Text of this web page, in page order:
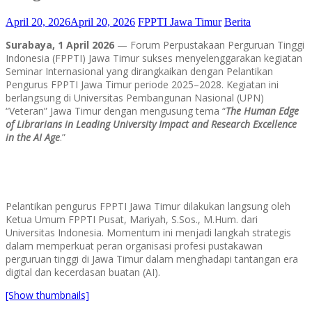
April 20, 2026April 20, 2026 FPPTI Jawa Timur Berita
Surabaya, 1 April 2026 — Forum Perpustakaan Perguruan Tinggi
Indonesia (FPPTI) Jawa Timur sukses menyelenggarakan kegiatan
Seminar Internasional yang dirangkaikan dengan Pelantikan
Pengurus FPPTI Jawa Timur periode 2025–2028. Kegiatan ini
berlangsung di Universitas Pembangunan Nasional (UPN)
“Veteran” Jawa Timur dengan mengusung tema “The Human Edge
of Librarians in Leading University Impact and Research Excellence
in the AI Age.”
Pelantikan pengurus FPPTI Jawa Timur dilakukan langsung oleh
Ketua Umum FPPTI Pusat, Mariyah, S.Sos., M.Hum. dari
Universitas Indonesia. Momentum ini menjadi langkah strategis
dalam memperkuat peran organisasi profesi pustakawan
perguruan tinggi di Jawa Timur dalam menghadapi tantangan era
digital dan kecerdasan buatan (AI).
[Show thumbnails]